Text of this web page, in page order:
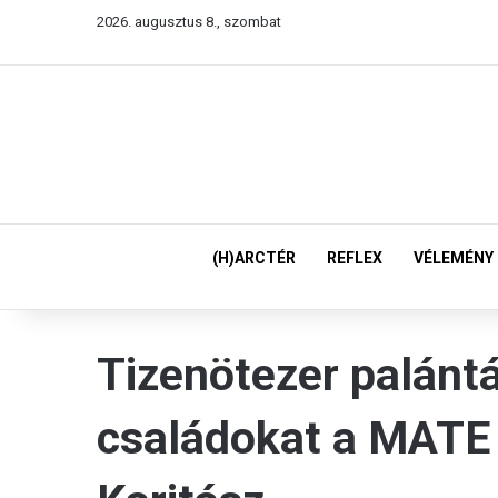
2026. augusztus 8., szombat
(H)ARCTÉR REFLEX VÉLEMÉNY
Tizenötezer
családokat a